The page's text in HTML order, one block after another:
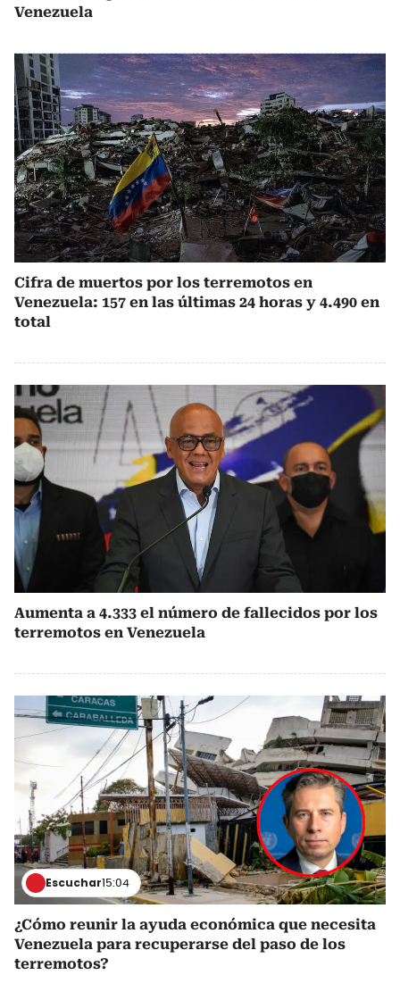
Venezuela
Cifra de muertos por los terremotos en
Venezuela: 157 en las últimas 24 horas y 4.490 en
total
Aumenta a 4.333 el número de fallecidos por los
terremotos en Venezuela
Escuchar 15:04
¿Cómo reunir la ayuda económica que necesita
Venezuela para recuperarse del paso de los
terremotos?